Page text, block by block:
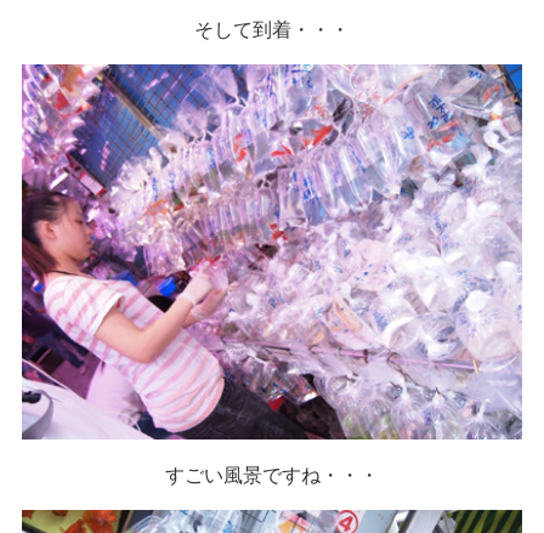
そして到着・・・
すごい風景ですね・・・